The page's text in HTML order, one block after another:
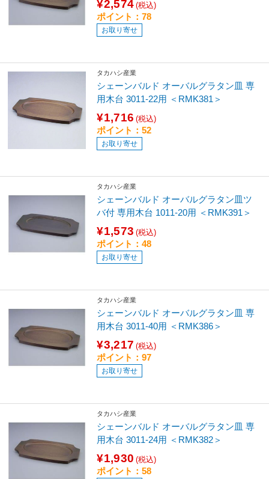
¥2,574 (税込)
ポイント：78
お取り寄せ
タカハシ産業
シェーンバルド オーバルグラタン皿 専
用木台 3011-22用 ＜RMK381＞
¥1,716 (税込)
ポイント：52
お取り寄せ
タカハシ産業
シェーンバルド オーバルグラタン皿ツ
バ付 専用木台 1011-20用 ＜RMK391＞
¥1,573 (税込)
ポイント：48
お取り寄せ
タカハシ産業
シェーンバルド オーバルグラタン皿 専
用木台 3011-40用 ＜RMK386＞
¥3,217 (税込)
ポイント：97
お取り寄せ
タカハシ産業
シェーンバルド オーバルグラタン皿 専
用木台 3011-24用 ＜RMK382＞
¥1,930 (税込)
ポイント：58